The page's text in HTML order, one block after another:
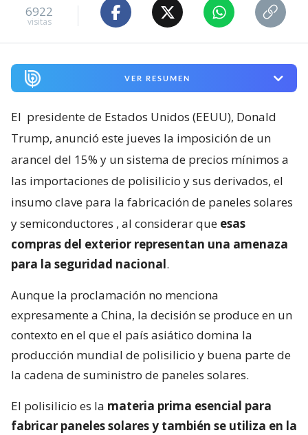
6922
visitas
VER RESUMEN
El presidente de Estados Unidos (EEUU), Donald
Trump, anunció este jueves la imposición de un
arancel del 15% y un sistema de precios mínimos a
las importaciones de polisilicio y sus derivados, el
insumo clave para la fabricación de paneles solares
y semiconductores , al considerar que esas
compras del exterior representan una amenaza
para la seguridad nacional.
Aunque la proclamación no menciona
expresamente a China, la decisión se produce en un
contexto en el que el país asiático domina la
producción mundial de polisilicio y buena parte de
la cadena de suministro de paneles solares.
El polisilicio es la materia prima esencial para
fabricar paneles solares y también se utiliza en la